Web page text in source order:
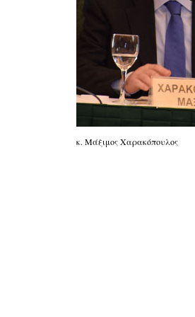
κ. Μάξιμος Χαρακόπουλος